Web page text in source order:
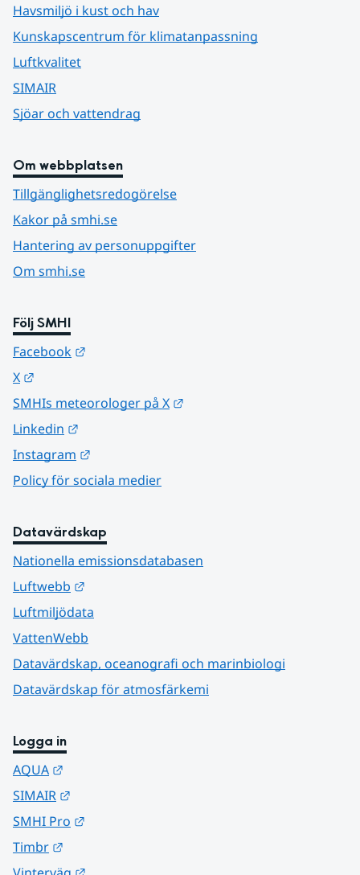
Havsmiljö i kust och hav
Kunskapscentrum för klimatanpassning
Luftkvalitet
SIMAIR
Sjöar och vattendrag
Om webbplatsen
Tillgänglighetsredogörelse
Kakor på smhi.se
Hantering av personuppgifter
Om smhi.se
Följ SMHI
Facebook
X
SMHIs meteorologer på X
Linkedin
Instagram
Policy för sociala medier
Datavärdskap
Nationella emissionsdatabasen
Luftwebb
Luftmiljödata
VattenWebb
Datavärdskap, oceanografi och marinbiologi
Datavärdskap för atmosfärkemi
Logga in
AQUA
SIMAIR
SMHI Pro
Timbr